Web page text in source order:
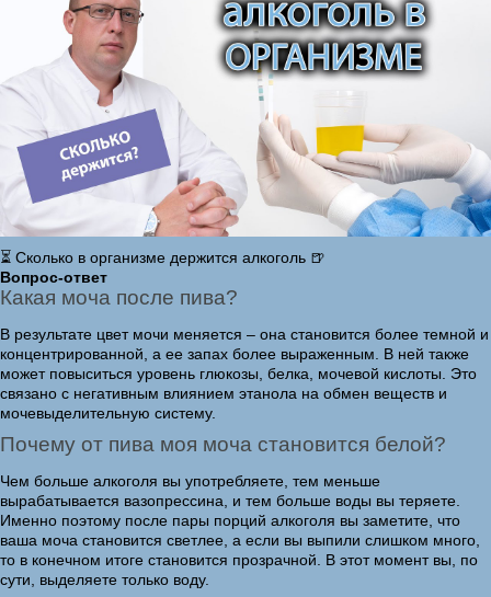
⏳ Сколько в организме держится алкоголь 🍺
Вопрос-ответ
Какая моча после пива?
В результате цвет мочи меняется – она становится более темной и
концентрированной, а ее запах более выраженным. В ней также
может повыситься уровень глюкозы, белка, мочевой кислоты. Это
связано с негативным влиянием этанола на обмен веществ и
мочевыделительную систему.
Почему от пива моя моча становится белой?
Чем больше алкоголя вы употребляете, тем меньше
вырабатывается вазопрессина, и тем больше воды вы теряете.
Именно поэтому после пары порций алкоголя вы заметите, что
ваша моча становится светлее, а если вы выпили слишком много,
то в конечном итоге становится прозрачной. В этот момент вы, по
сути, выделяете только воду.